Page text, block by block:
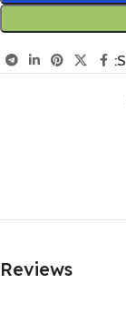
Reviews